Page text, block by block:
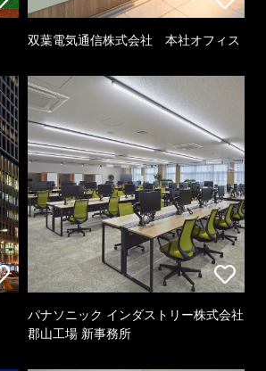
双葉電気通信株式会社 本社オフィス
パナソニック インダストリー株式会社
郡山工場 新事務所